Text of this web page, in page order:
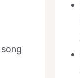
song